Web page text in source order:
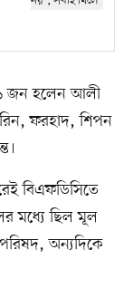
১১ জন হলেন আলী
ফরহাদ, শিপন
বিএফডিসিতে
মধ্যে ছিল মূল
পরিষদ, অন্যদিকে